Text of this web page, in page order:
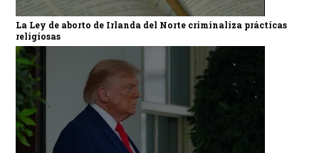
La Ley de aborto de Irlanda del Norte criminaliza prácticas
religiosas